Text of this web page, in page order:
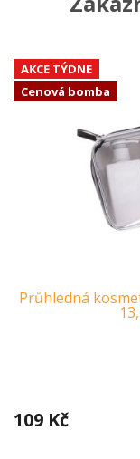
AKCE TÝDNE
Cenová bomba
Průhledná
109 Kč